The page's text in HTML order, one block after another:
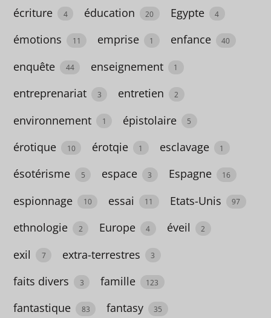
de 3
A
partir
ans
18
absurde
adaptation
7
adapté
écriture 4 éducation 20 Egypte 4
émotions 11 emprise 1 enfance 40
enquête 44 enseignement 1
entreprenariat 3 entretien 2
environnement 1 épistolaire 5
érotique 10 érotqie 1 esclavage 1
ésotérisme 5 espace 3 Espagne 16
espionnage 10 essai 11 Etats-Unis 97
ethnologie 2 Europe 4 éveil 2
exil 7 extra-terrestres 3
faits divers 3 famille 123
fantastique 83 fantasy 35